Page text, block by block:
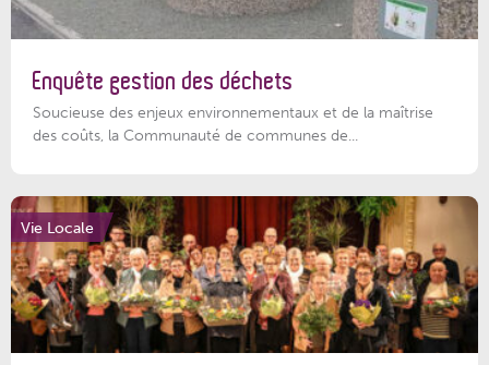
Enquête gestion des déchets
Soucieuse des enjeux environnementaux et de la maîtrise
des coûts, la Communauté de communes de...
Vie Locale